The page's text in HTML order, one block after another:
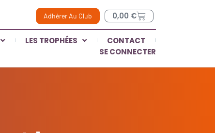
Adhérer Au Club 0,00 €
LES TROPHÉES
CONTACT
SE CONNECTER